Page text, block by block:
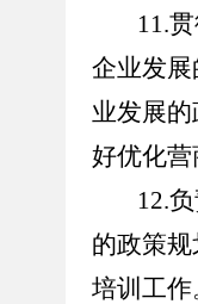
11.
企业发
业发展
好优化
12.
的政策
培训工